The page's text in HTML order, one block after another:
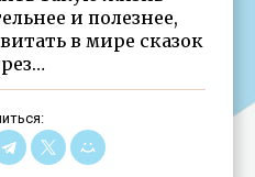
и полезнее,
в мире сказок